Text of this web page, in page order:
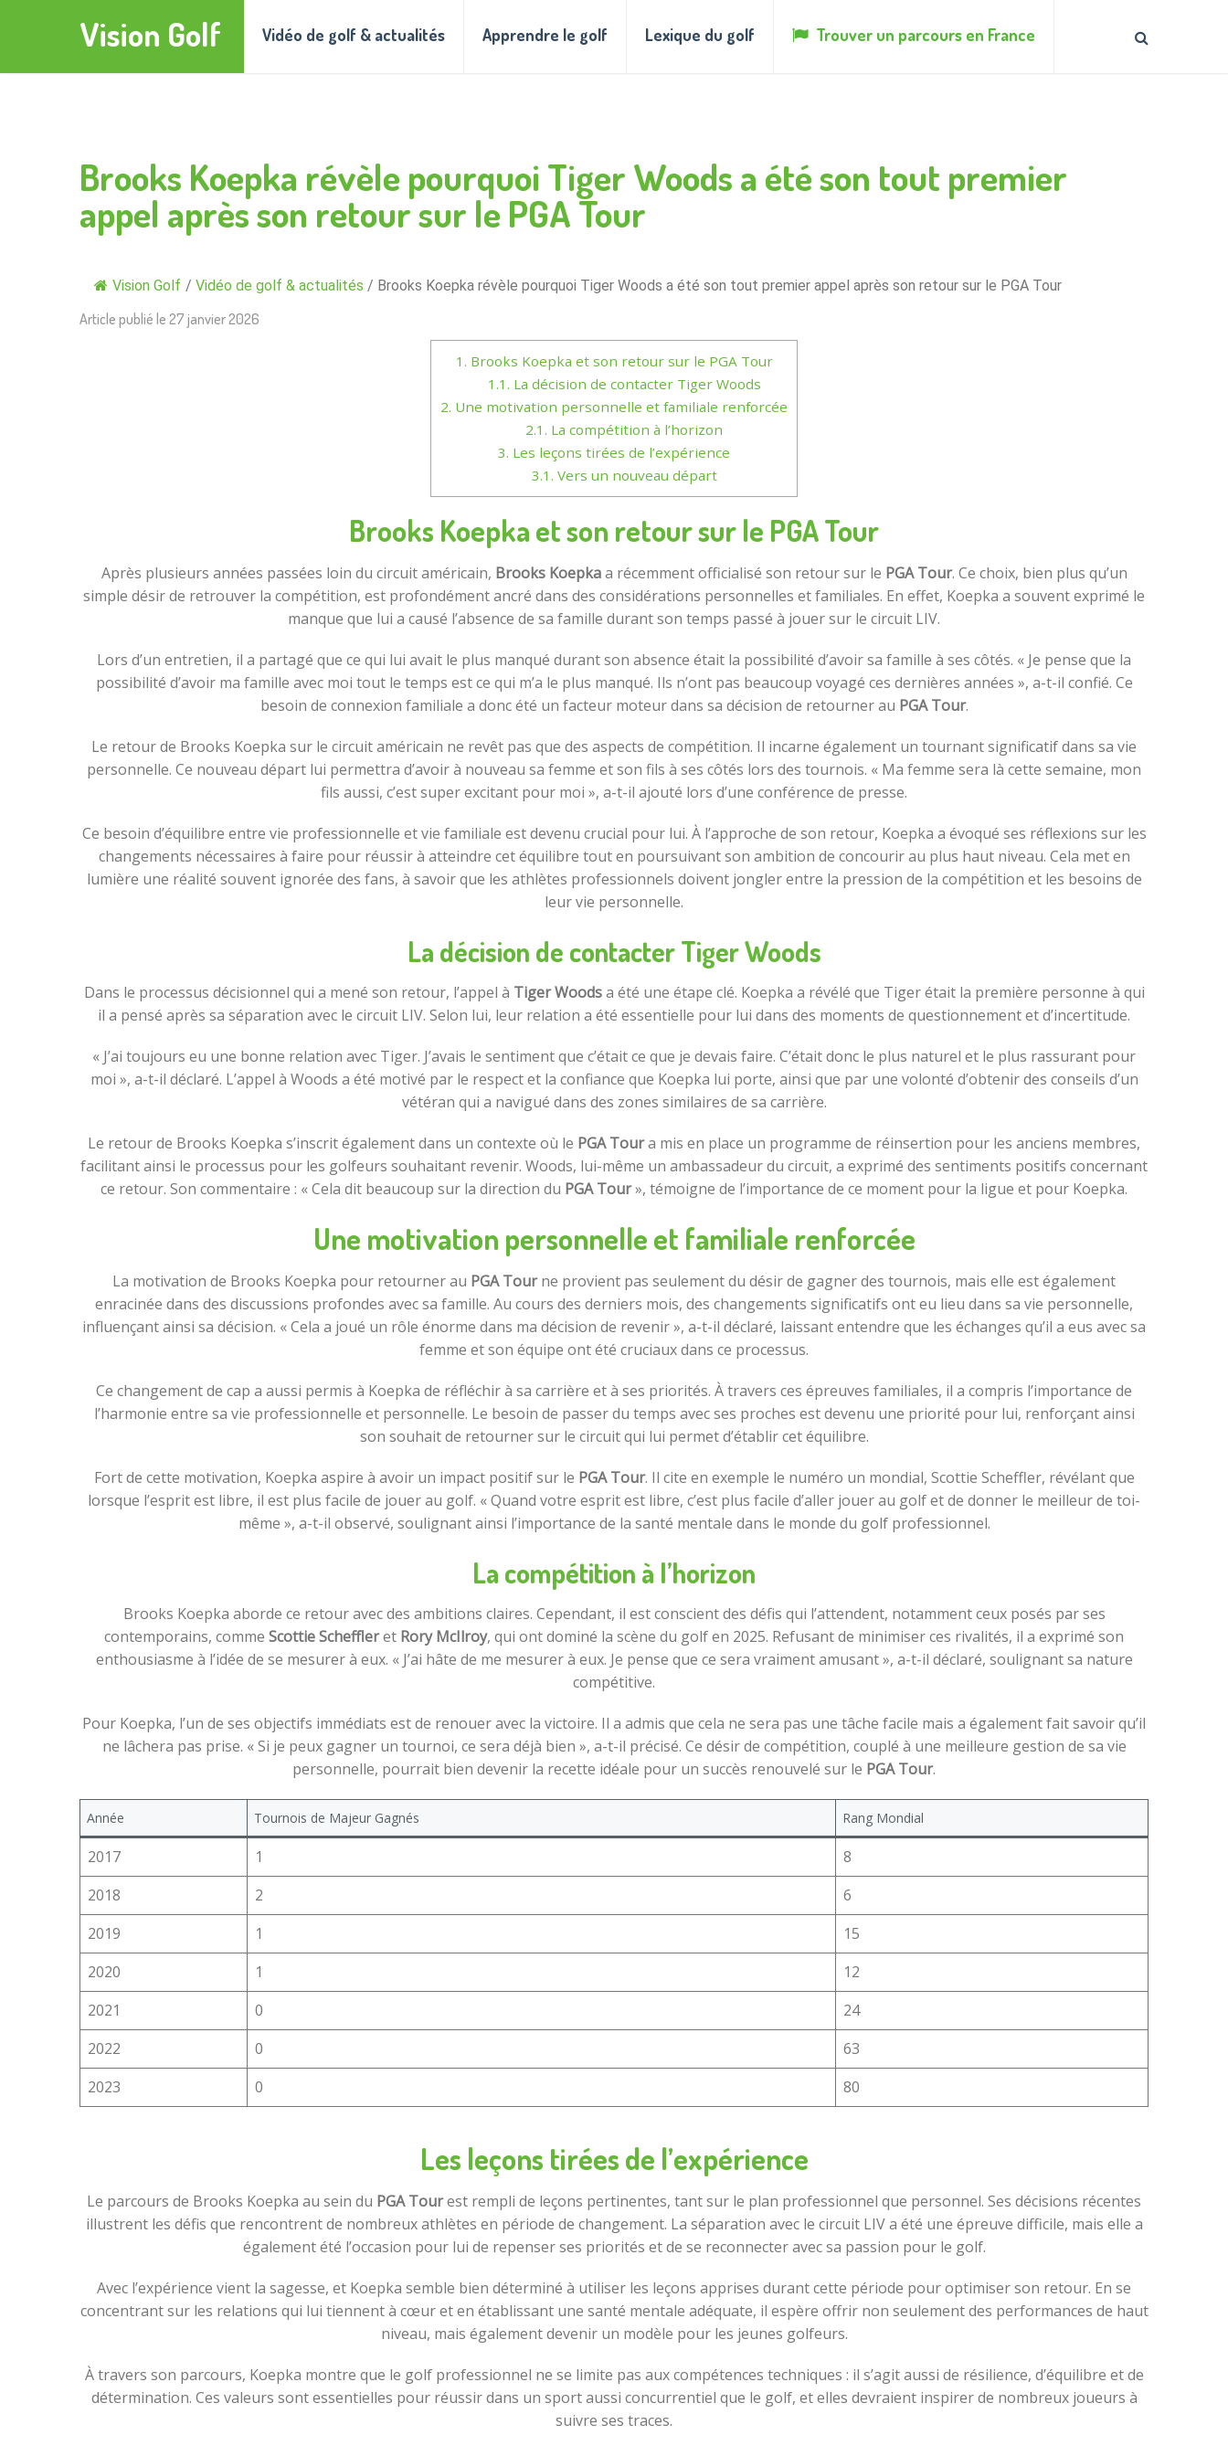
Vision Golf Vidéo de golf & actualités Apprendre le golf Lexique du golf Trouver un parcours en France
Brooks Koepka révèle pourquoi Tiger Woods a été son tout premier
appel après son retour sur le PGA Tour
Vision Golf / Vidéo de golf & actualités / Brooks Koepka révèle pourquoi Tiger Woods a été son tout premier appel après son retour sur le PGA Tour
Article publié le 27 janvier 2026
1. Brooks Koepka et son retour sur le PGA Tour
1.1. La décision de contacter Tiger Woods
2. Une motivation personnelle et familiale renforcée
2.1. La compétition à l’horizon
3. Les leçons tirées de l’expérience
3.1. Vers un nouveau départ
Brooks Koepka et son retour sur le PGA Tour
Après plusieurs années passées loin du circuit américain, Brooks Koepkaa récemment officialisé son retour sur le PGA Tour. Ce choix, bien plus qu’un
simple désir de retrouver la compétition, est profondément ancré dans des considérations personnelles et familiales. En effet, Koepka a souvent exprimé le
manque que lui a causé l’absence de sa famille durant son temps passé à jouer sur le circuit LIV.
Lors d’un entretien, il a partagé que ce qui lui avait le plus manqué durant son absence était la possibilité d’avoir sa famille à ses côtés. « Je pense que la
possibilité d’avoir ma famille avec moi tout le temps est ce qui m’a le plus manqué. Ils n’ont pas beaucoup voyagé ces dernières années », a-t-il confié. Ce
besoin de connexion familiale a donc été un facteur moteur dans sa décision de retourner au PGA Tour.
Le retour de Brooks Koepka sur le circuit américain ne revêt pas que des aspects de compétition. Il incarne également un tournant significatif dans sa vie
personnelle. Ce nouveau départ lui permettra d’avoir à nouveau sa femme et son fils à ses côtés lors des tournois. « Ma femme sera là cette semaine, mon
fils aussi, c’est super excitant pour moi », a-t-il ajouté lors d’une conférence de presse.
Ce besoin d’équilibre entre vie professionnelle et vie familiale est devenu crucial pour lui. À l’approche de son retour, Koepka a évoqué ses réflexions sur les
changements nécessaires à faire pour réussir à atteindre cet équilibre tout en poursuivant son ambition de concourir au plus haut niveau. Cela met en
lumière une réalité souvent ignorée des fans, à savoir que les athlètes professionnels doivent jongler entre la pression de la compétition et les besoins de
leur vie personnelle.
La décision de contacter Tiger Woods
Dans le processus décisionnel qui a mené son retour, l’appel à Tiger Woodsa été une étape clé. Koepka a révélé que Tiger était la première personne à qui
il a pensé après sa séparation avec le circuit LIV. Selon lui, leur relation a été essentielle pour lui dans des moments de questionnement et d’incertitude.
« J’ai toujours eu une bonne relation avec Tiger. J’avais le sentiment que c’était ce que je devais faire. C’était donc le plus naturel et le plus rassurant pour
moi », a-t-il déclaré. L’appel à Woods a été motivé par le respect et la confiance que Koepka lui porte, ainsi que par une volonté d’obtenir des conseils d’un
vétéran qui a navigué dans des zones similaires de sa carrière.
Le retour de Brooks Koepka s’inscrit également dans un contexte où le PGA Toura mis en place un programme de réinsertion pour les anciens membres,
facilitant ainsi le processus pour les golfeurs souhaitant revenir. Woods, lui-même un ambassadeur du circuit, a exprimé des sentiments positifs concernant
ce retour. Son commentaire : « Cela dit beaucoup sur la direction du PGA Tour», témoigne de l’importance de ce moment pour la ligue et pour Koepka.
Une motivation personnelle et familiale renforcée
La motivation de Brooks Koepka pour retourner au PGA Tourne provient pas seulement du désir de gagner des tournois, mais elle est également
enracinée dans des discussions profondes avec sa famille. Au cours des derniers mois, des changements significatifs ont eu lieu dans sa vie personnelle,
influençant ainsi sa décision. « Cela a joué un rôle énorme dans ma décision de revenir », a-t-il déclaré, laissant entendre que les échanges qu’il a eus avec sa
femme et son équipe ont été cruciaux dans ce processus.
Ce changement de cap a aussi permis à Koepka de réfléchir à sa carrière et à ses priorités. À travers ces épreuves familiales, il a compris l’importance de
l’harmonie entre sa vie professionnelle et personnelle. Le besoin de passer du temps avec ses proches est devenu une priorité pour lui, renforçant ainsi
son souhait de retourner sur le circuit qui lui permet d’établir cet équilibre.
Fort de cette motivation, Koepka aspire à avoir un impact positif sur le PGA Tour. Il cite en exemple le numéro un mondial, Scottie Scheffler, révélant que
lorsque l’esprit est libre, il est plus facile de jouer au golf. « Quand votre esprit est libre, c’est plus facile d’aller jouer au golf et de donner le meilleur de toi-
même », a-t-il observé, soulignant ainsi l’importance de la santé mentale dans le monde du golf professionnel.
La compétition à l’horizon
Brooks Koepka aborde ce retour avec des ambitions claires. Cependant, il est conscient des défis qui l’attendent, notamment ceux posés par ses
contemporains, comme Scottie Scheffleret Rory McIlroy, qui ont dominé la scène du golf en 2025. Refusant de minimiser ces rivalités, il a exprimé son
enthousiasme à l’idée de se mesurer à eux. « J’ai hâte de me mesurer à eux. Je pense que ce sera vraiment amusant », a-t-il déclaré, soulignant sa nature
compétitive.
Pour Koepka, l’un de ses objectifs immédiats est de renouer avec la victoire. Il a admis que cela ne sera pas une tâche facile mais a également fait savoir qu’il
ne lâchera pas prise. « Si je peux gagner un tournoi, ce sera déjà bien », a-t-il précisé. Ce désir de compétition, couplé à une meilleure gestion de sa vie
personnelle, pourrait bien devenir la recette idéale pour un succès renouvelé sur le PGA Tour.
Année Tournois de Majeur Gagnés Rang Mondial
2017 1
8
2018
2
6
2019
1
15
2020
1
12
2021
0
24
2022
0
63
2023
0 80
Les leçons tirées de l’expérience
Le parcours de Brooks Koepka au sein du PGA Tourest rempli de leçons pertinentes, tant sur le plan professionnel que personnel. Ses décisions récentes
illustrent les défis que rencontrent de nombreux athlètes en période de changement. La séparation avec le circuit LIV a été une épreuve difficile, mais elle a
également été l’occasion pour lui de repenser ses priorités et de se reconnecter avec sa passion pour le golf.
Avec l’expérience vient la sagesse, et Koepka semble bien déterminé à utiliser les leçons apprises durant cette période pour optimiser son retour. En se
concentrant sur les relations qui lui tiennent à cœur et en établissant une santé mentale adéquate, il espère offrir non seulement des performances de haut
niveau, mais également devenir un modèle pour les jeunes golfeurs.
À travers son parcours, Koepka montre que le golf professionnel ne se limite pas aux compétences techniques : il s’agit aussi de résilience, d’équilibre et de
détermination. Ces valeurs sont essentielles pour réussir dans un sport aussi concurrentiel que le golf, et elles devraient inspirer de nombreux joueurs à
suivre ses traces.